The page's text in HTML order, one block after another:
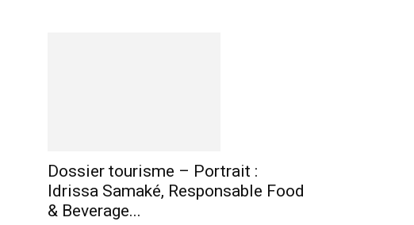
Dossier tourisme – Portrait :
Idrissa Samaké, Responsable Food
& Beverage...